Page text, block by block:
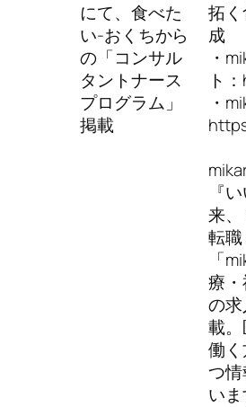
にて、食べた
い-おくちから
の「コンサル
タントナース
プログラム」
掲載
拓
成
・
ト
・
『
来、
転
「
療
の
載
働
つ
いま